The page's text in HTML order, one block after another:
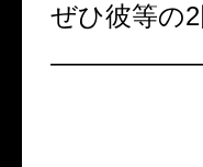
ぜひ彼等の